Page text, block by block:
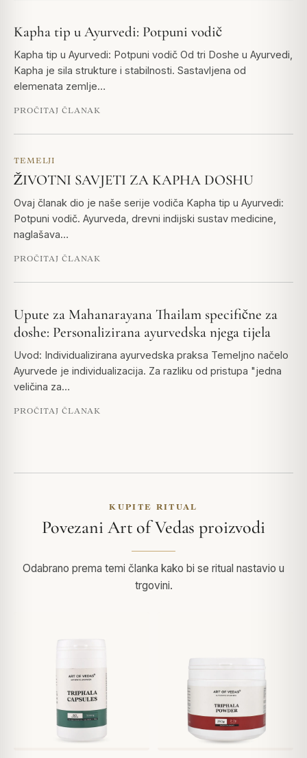
Kapha tip u Ayurvedi: Potpuni vodič
Kapha tip u Ayurvedi: Potpuni vodič Od tri Doshe u Ayurvedi,
Kapha je sila strukture i stabilnosti. Sastavljena od
elemenata zemlje…
PROČITAJ ČLANAK
TEMELJI
ŽIVOTNI SAVJETI ZA KAPHA DOSHU
Ovaj članak dio je naše serije vodiča Kapha tip u Ayurvedi:
Potpuni vodič. Ayurveda, drevni indijski sustav medicine,
naglašava…
PROČITAJ ČLANAK
Upute za Mahanarayana Thailam specifične za
doshe: Personalizirana ayurvedska njega tijela
Uvod: Individualizirana ayurvedska praksa Temeljno načelo
Ayurvede je individualizacija. Za razliku od pristupa "jedna
veličina za…
PROČITAJ ČLANAK
KUPITE RITUAL
Povezani Art of Vedas proizvodi
Odabrano prema temi članka kako bi se ritual nastavio u
trgovini.